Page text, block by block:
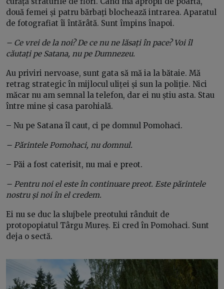
două femei și patru bărbați blochează intrarea. Aparatul
de fotografiat îi întărâtă. Sunt împins înapoi.
– Ce vrei de la noi? De ce nu ne lăsați în pace? Voi îl
căutați pe Satana, nu pe Dumnezeu.
Au priviri nervoase, sunt gata să mă ia la bătaie. Mă
retrag strategic în mijlocul uliței și sun la poliție. Nici
măcar nu am semnal la telefon, dar ei nu știu asta. Stau
între mine și casa parohială.
– Nu pe Satana îl caut, ci pe domnul Pomohaci.
– Părintele Pomohaci, nu domnul.
– Păi a fost caterisit, nu mai e preot.
– Pentru noi el este în continuare preot. Este părintele
nostru și noi în el credem.
Ei nu se duc la slujbele preotului rânduit de
protopopiatul Târgu Mureș. Ei cred în Pomohaci. Sunt
deja o sectă.